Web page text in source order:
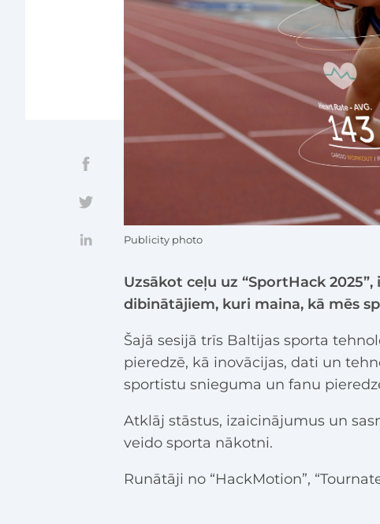
Uzsākot ceļu uz “SportHack
dibinātājiem, kuri maina, kā mēs
Šajā sesijā trīs Baltijas sporta
pieredzē, kā inovācijas, dati un
sportistu snieguma un fanu
Atklāj stāstus, izaicinājumus un
veido sporta nākotni.
Runātāji no “HackMotion”,
Publicity photo